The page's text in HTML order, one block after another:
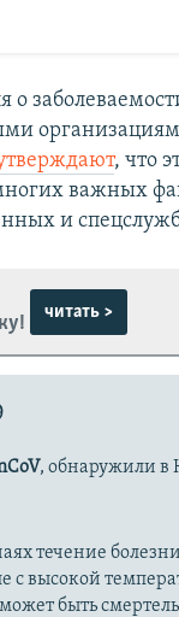
о
, что
важных
и
читать >
, обнаружили в
течение
с высокой
быть